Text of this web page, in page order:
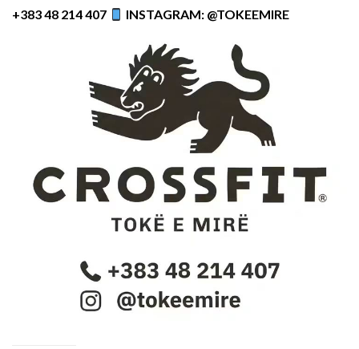
+383 48 214 407
INSTAGRAM: @TOKEEMIRE